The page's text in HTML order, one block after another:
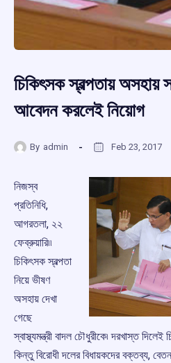
চিকিৎসক স্বল্পতায় অসহায়
আবেদন করলেই নিয়োগ
By admin Feb 23, 2017
নিজস্ব
প্রতিনিধি,
আগরতলা, ২২
ফেব্রুয়ারি৷৷
চিকিৎসক স্বল্পতা
নিয়ে ভীষণ
অসহায় দেখা
গেছে
স্বাস্থ্যমন্ত্রী বাদল চৌধুরীকে৷ দরখাস্ত
কিন্তু বিরোধী দলের বিধায়কদের বক্তব্য,